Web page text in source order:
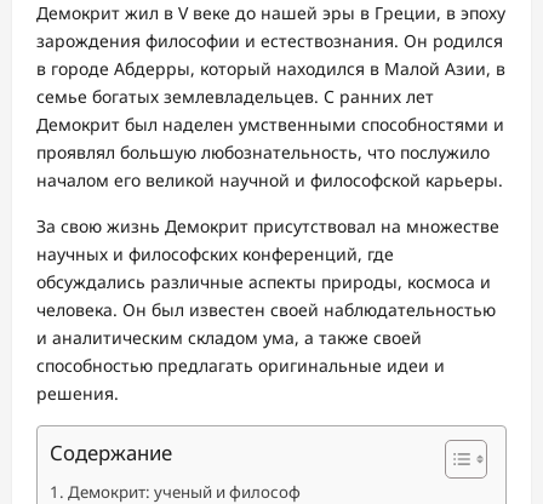
Демокрит жил в V веке до нашей эры в Греции, в эпоху
зарождения философии и естествознания. Он родился
в городе Абдерры, который находился в Малой Азии, в
семье богатых землевладельцев. С ранних лет
Демокрит был наделен умственными способностями и
проявлял большую любознательность, что послужило
началом его великой научной и философской карьеры.
За свою жизнь Демокрит присутствовал на множестве
научных и философских конференций, где
обсуждались различные аспекты природы, космоса и
человека. Он был известен своей наблюдательностью
и аналитическим складом ума, а также своей
способностью предлагать оригинальные идеи и
решения.
Содержание
Демокрит: ученый и философ